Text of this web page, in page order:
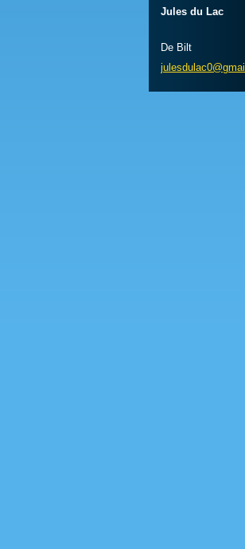
Jules du Lac
De Bilt
julesdul ac0@gmai